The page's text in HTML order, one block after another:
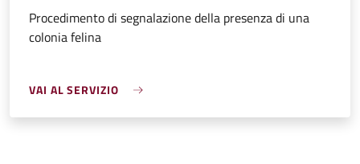
Procedimento di segnalazione della presenza di una
colonia felina
VAI AL SERVIZIO